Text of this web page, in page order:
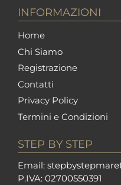
INFORMAZIONI
Home
Chi Siamo
Registrazione
Contatti
Privacy Policy
Termini e Condizioni
STEP BY STEP
Email: stepbystepm
P.IVA: 02700550391